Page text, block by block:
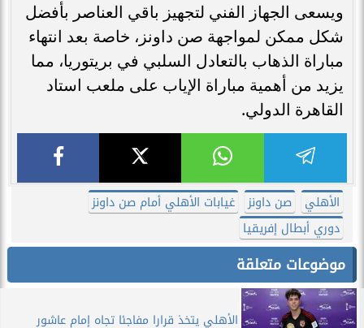
ويسعى الجهاز الفني لتجهيز باقي العناصر بأفضل
شكل ممكن لمواجهة صن داونز، خاصة بعد انتهاء
مباراة الذهاب بالتعادل السلبي في بريتوريا، مما
يزيد من أهمية مباراة الإياب على ملعب استاد
القاهرة الدولي.
الأهلي صن داونز
غيابات الأهلي أمام صن داونز
دوري أبطال إفريقيا
موضوعات متعلقة
الأهلي يتخذ قرارا مفاجئا تجاه إمام عاشور